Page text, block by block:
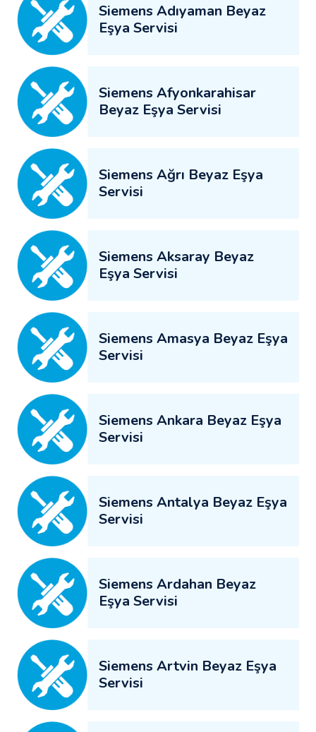
Siemens Adıyaman Beyaz
Eşya Servisi
Siemens Afyonkarahisar
Beyaz Eşya Servisi
Siemens Ağrı Beyaz Eşya
Servisi
Siemens Aksaray Beyaz
Eşya Servisi
Siemens Amasya Beyaz Eşya
Servisi
Siemens Ankara Beyaz Eşya
Servisi
Siemens Antalya Beyaz Eşya
Servisi
Siemens Ardahan Beyaz
Eşya Servisi
Siemens Artvin Beyaz Eşya
Servisi